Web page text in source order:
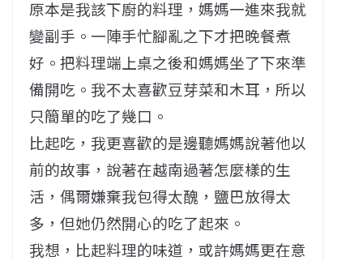
原本是我該下廚的料理，媽媽一進來我就
變副手。一陣手忙腳亂之下才把晚餐煮
好。把料理端上桌之後和媽媽坐了下來準
備開吃。我不太喜歡豆芽菜和木耳，所以
只簡單的吃了幾口。
比起吃，我更喜歡的是邊聽媽媽說著他以
前的故事，說著在越南過著怎麼樣的生
活，偶爾嫌棄我包得太醜，鹽巴放得太
多，但她仍然開心的吃了起來。
我想，比起料理的味道，或許媽媽更在意